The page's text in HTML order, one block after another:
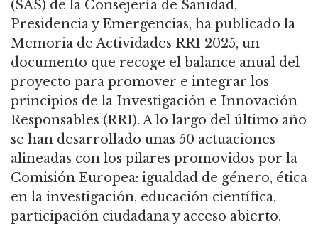
(SAS) de la Consejería de Sanidad,
Presidencia y Emergencias, ha publicado la
Memoria de Actividades RRI 2025, un
documento que recoge el balance anual del
proyecto para promover e integrar los
principios de la Investigación e Innovación
Responsables (RRI). A lo largo del último año
se han desarrollado unas 50 actuaciones
alineadas con los pilares promovidos por la
Comisión Europea: igualdad de género, ética
en la investigación, educación científica,
participación ciudadana y acceso abierto.